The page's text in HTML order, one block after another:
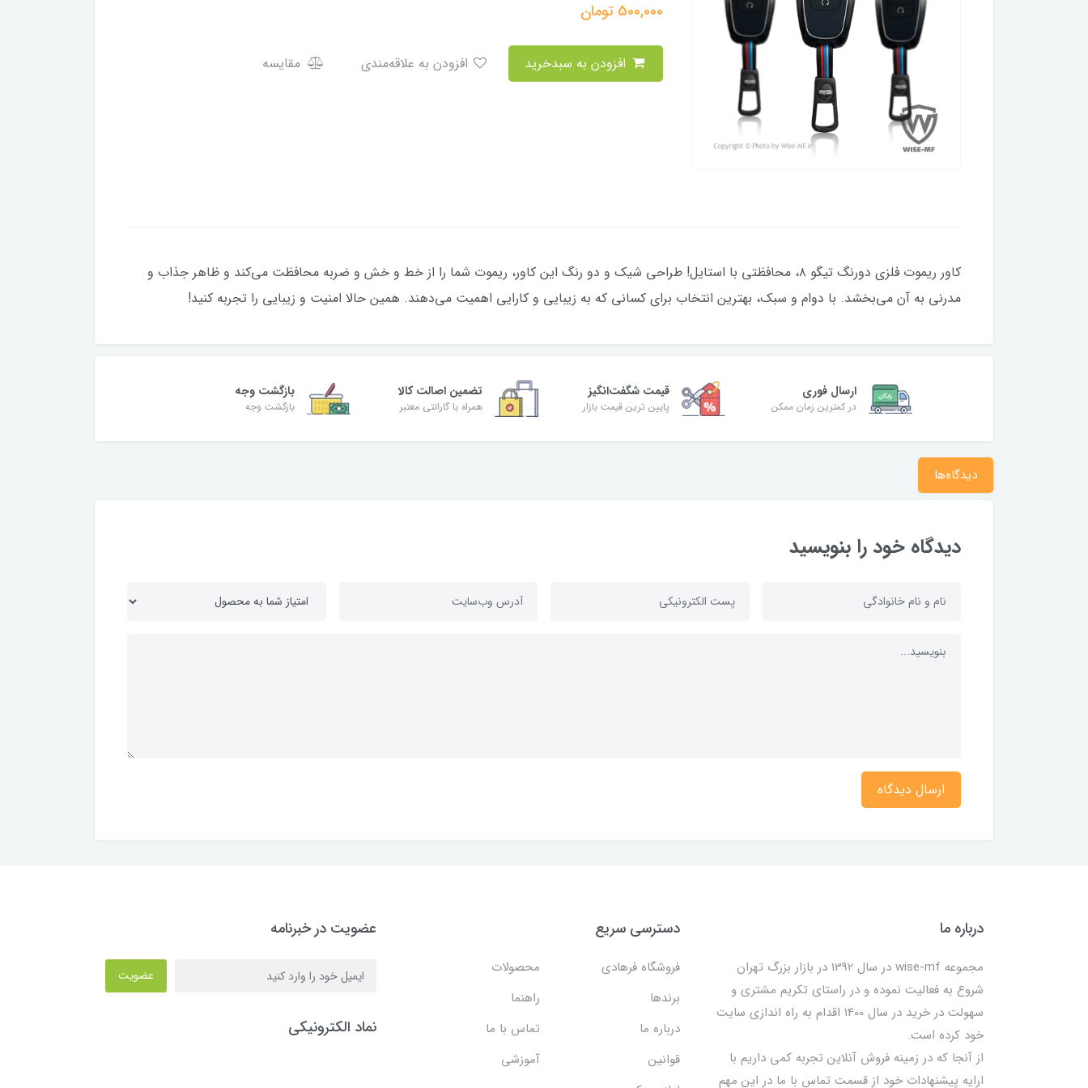
500,000 تومان
مقایسه
کاور ریموت فلزی دورنگ تیگو ۸، محافظتی با استایل! طراحی شیک و دو رنگ این کاور، ریموت شما را از خط و خش و ضربه محافظت می‌کند و ظاهر جذاب و
مدرنی به آن می‌بخشد. با دوام و سبک، بهترین انتخاب برای کسانی که به زیبایی و کارایی اهمیت می‌دهند. همین حالا امنیت و زیبایی را تجربه کنید!
ارسال فوری
در کمترین زمان ممکن
قیمت شگفت‌انگیز
پایین ترین قیمت بازار
تضمین اصالت کالا
همراه با گارانتی معتبر
بازگشت وجه
بازگشت وجه
دیدگاه‌ها
دیدگاه خود را بنویسید
ارسال دیدگاه
درباره ما
مجموعه wise-mf در سال 1392 در بازار بزرگ تهران
شروع به فعالیت نموده و در راستای تکریم مشتری و
سهولت در خرید در سال 1400 اقدام به راه اندازی سایت
خود کرده است.
از آنجا که در زمینه فروش آنلاین تجربه کمی داریم با
ارایه پیشنهادات خود از قسمت تماس با ما در این مهم
دسترسی سریع
فروشگاه فرهادی
محصولات
برندها
راهنما
درباره ما
تماس با ما
قوانین
آموزشی
عضویت در خبرنامه
عضویت
نماد الکترونیکی